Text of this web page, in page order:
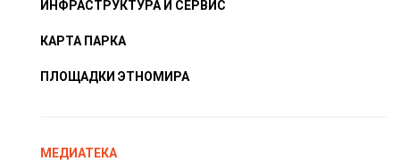
ИНФРАСТРУКТУРА И СЕРВИС
КАРТА ПАРКА
ПЛОЩАДКИ ЭТНОМИРА
МЕДИАТЕКА